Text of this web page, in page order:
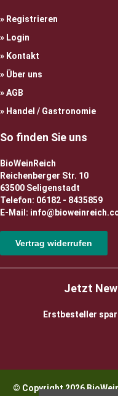
Registrieren
Login
Kontakt
Über uns
AGB
Handel / Gastronomie
So finden Sie uns
BioWeinReich
Reichenberger Str. 10
63500 Seligenstadt
Telefon: 06182 - 8435859
E-Mail:
Vertrag widerrufen
Jetzt
Erstbesteller
© Copyright 2026